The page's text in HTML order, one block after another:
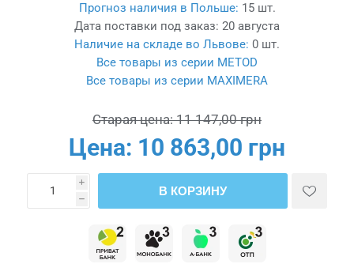
Прогноз наличия в Польше: 15 шт.
Дата поставки под заказ: 20 августа
Наличие на складе во Львове: 0 шт.
Все товары из серии METOD
Все товары из серии MAXIMERA
Старая цена: 11 147,00 грн
Цена: 10 863,00 грн
i
h
В КОРЗИНУ